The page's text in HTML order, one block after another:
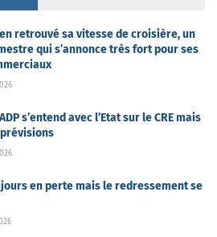
retrouvé sa vitesse de croisière, un
qui s’annonce très fort pour ses
s’entend avec l’Etat sur le CRE mais
en perte mais le redressement se